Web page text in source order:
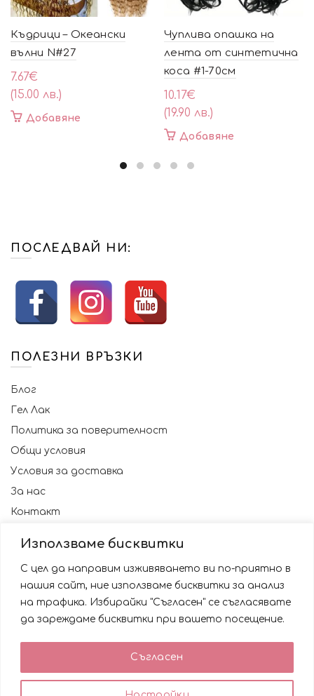
Използваме бисквитки
С цел да направим изживяването ви по-приятно в
нашия сайт, ние използваме бисквитки за анализ
на трафика. Избирайки "Съгласен" се съгласявате
да зареждаме бисквитки при вашето посещение.
Съгласен
Къдрици – Океански
вълни N#27
7.67€
(15.00 лв.)
Добавяне
Чуплива опашка на
лента от синтетична
коса #1-70см
10.17€
(19.90 лв.)
Добавяне
ПОСЛЕДВАЙ НИ:
ПОЛЕЗНИ ВРЪЗКИ
Блог
Гел Лак
Политика за поверителност
Общи условия
Условия за доставка
За нас
Контакт
© 2023 NAILSBG. Всички права запазени
0
Използваме бисквитки за да подобрим вашата
работа със сайта. Като ползвате сайта Вие се
съгласявате с използването им.